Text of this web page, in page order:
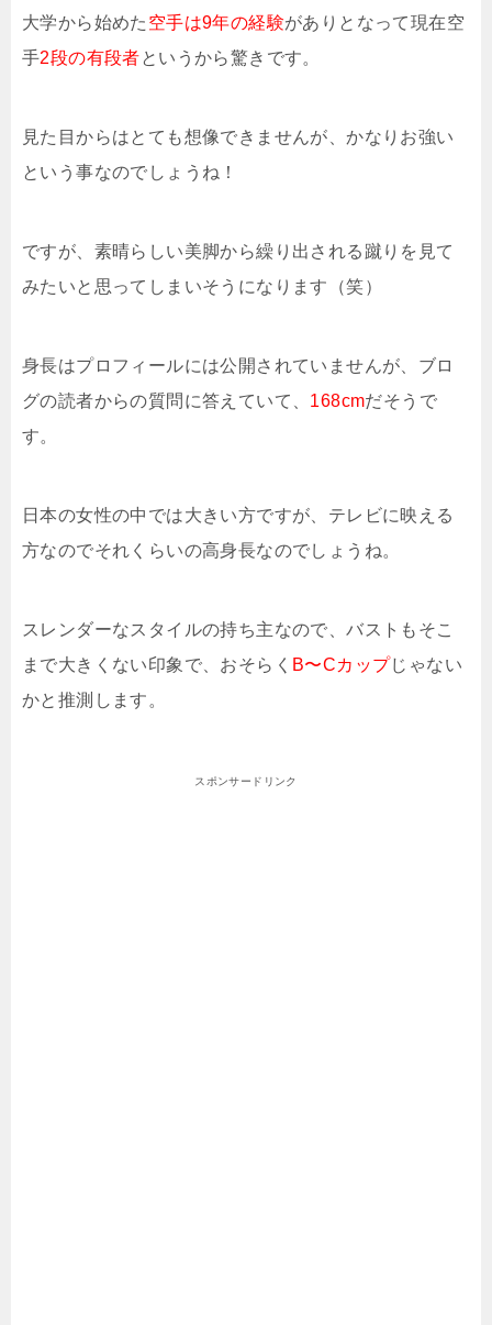
大学から始めた 空手は9年の経験がありとなって現在空
手2段の有段者というから驚きです。
見た目からはとても想像できませんが、かなりお強い
という事なのでしょうね！
ですが、素晴らしい美脚から繰り出される蹴りを見て
みたいと思ってしまいそうになります（笑）
身長はプロフィールには公開されていませんが、ブロ
グの読者からの質問に答えていて、 168cmだそうで
す。
日本の女性の中では大きい方ですが、テレビに映える
方なのでそれくらいの高身長なのでしょうね。
スレンダーなスタイルの持ち主なので、バストもそこ
まで大きくない印象で、おそらく B〜Cカップじゃない
かと推測します。
スポンサードリンク